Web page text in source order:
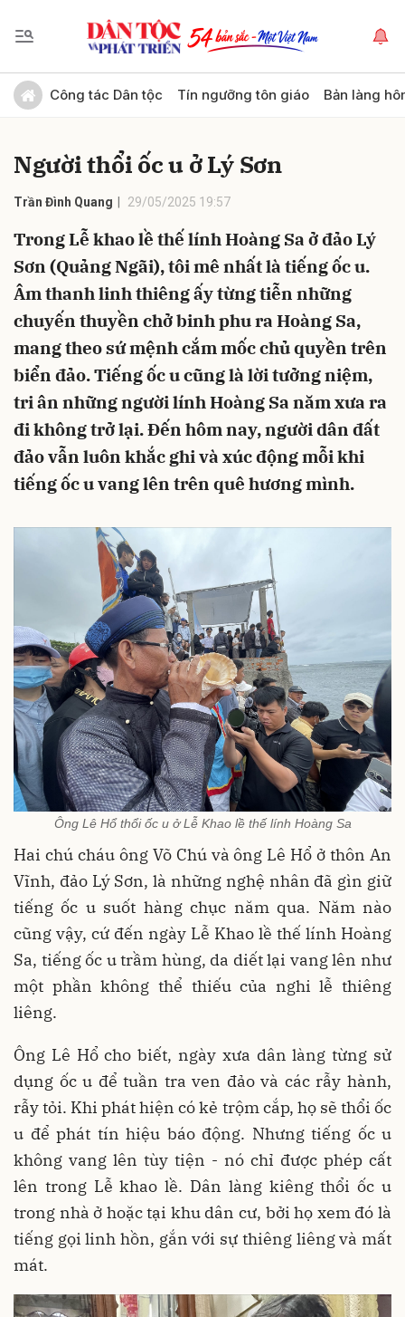
Công tác Dân tộc Tín ngưỡng tôn giáo Bản làng
Người thổi ốc u ở Lý Sơn
Trần Đình Quang 29/05/2025 19:57
Trong Lễ khao lề thế lính Hoàng Sa ở đảo Lý
Sơn (Quảng Ngãi), tôi mê nhất là tiếng ốc u.
Âm thanh linh thiêng ấy từng tiễn những
chuyến thuyền chở binh phu ra Hoàng Sa,
mang theo sứ mệnh cắm mốc chủ quyền trên
biển đảo. Tiếng ốc u cũng là lời tưởng niệm,
tri ân những người lính Hoàng Sa năm xưa ra
đi không trở lại. Đến hôm nay, người dân đất
đảo vẫn luôn khắc ghi và xúc động mỗi khi
tiếng ốc u vang lên trên quê hương mình.
Ông Lê Hổ thổi ốc u ở Lễ Khao lề thế lính Hoàng Sa
Hai chú cháu ông Võ Chú và ông Lê Hổ ở thôn An
Vĩnh, đảo Lý Sơn, là những nghệ nhân đã gìn giữ
tiếng ốc u suốt hàng chục năm qua. Năm nào
cũng vậy, cứ đến ngày Lễ Khao lề thế lính Hoàng
Sa, tiếng ốc u trầm hùng, da diết lại vang lên như
một phần không thể thiếu của nghi lễ thiêng
liêng.
Ông Lê Hổ cho biết, ngày xưa dân làng từng sử
dụng ốc u để tuần tra ven đảo và các rẫy hành,
rẫy tỏi. Khi phát hiện có kẻ trộm cắp, họ sẽ thổi ốc
u để phát tín hiệu báo động. Nhưng tiếng ốc u
không vang lên tùy tiện - nó chỉ được phép cất
lên trong Lễ khao lề. Dân làng kiêng thổi ốc u
trong nhà ở hoặc tại khu dân cư, bởi họ xem đó là
tiếng gọi linh hồn, gắn với sự thiêng liêng và mất
mát.
Gửi bình luận
Hủy Gửi